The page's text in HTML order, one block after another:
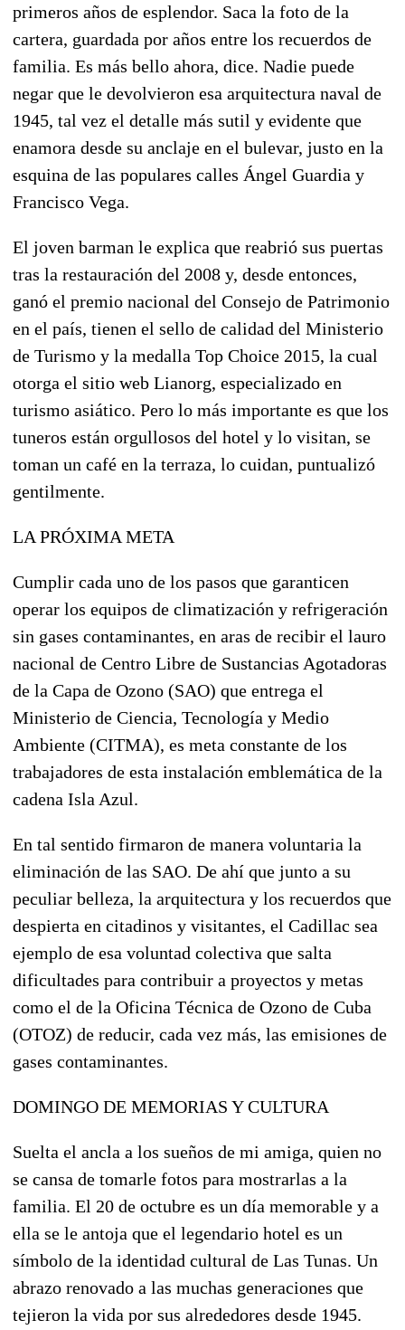
primeros años de esplendor. Saca la foto de la
cartera, guardada por años entre los recuerdos de
familia. Es más bello ahora, dice. Nadie puede
negar que le devolvieron esa arquitectura naval de
1945, tal vez el detalle más sutil y evidente que
enamora desde su anclaje en el bulevar, justo en la
esquina de las populares calles Ángel Guardia y
Francisco Vega.
El joven barman le explica que reabrió sus puertas
tras la restauración del 2008 y, desde entonces,
ganó el premio nacional del Consejo de Patrimonio
en el país, tienen el sello de calidad del Ministerio
de Turismo y la medalla Top Choice 2015, la cual
otorga el sitio web Lianorg, especializado en
turismo asiático. Pero lo más importante es que los
tuneros están orgullosos del hotel y lo visitan, se
toman un café en la terraza, lo cuidan, puntualizó
gentilmente.
LA PRÓXIMA META
Cumplir cada uno de los pasos que garanticen
operar los equipos de climatización y refrigeración
sin gases contaminantes, en aras de recibir el lauro
nacional de Centro Libre de Sustancias Agotadoras
de la Capa de Ozono (SAO) que entrega el
Ministerio de Ciencia, Tecnología y Medio
Ambiente (CITMA), es meta constante de los
trabajadores de esta instalación emblemática de la
cadena Isla Azul.
En tal sentido firmaron de manera voluntaria la
eliminación de las SAO. De ahí que junto a su
peculiar belleza, la arquitectura y los recuerdos que
despierta en citadinos y visitantes, el Cadillac sea
ejemplo de esa voluntad colectiva que salta
dificultades para contribuir a proyectos y metas
como el de la Oficina Técnica de Ozono de Cuba
(OTOZ) de reducir, cada vez más, las emisiones de
gases contaminantes.
DOMINGO DE MEMORIAS Y CULTURA
Suelta el ancla a los sueños de mi amiga, quien no
se cansa de tomarle fotos para mostrarlas a la
familia. El 20 de octubre es un día memorable y a
ella se le antoja que el legendario hotel es un
símbolo de la identidad cultural de Las Tunas. Un
abrazo renovado a las muchas generaciones que
tejieron la vida por sus alrededores desde 1945.